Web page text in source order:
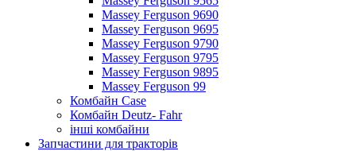
Massey Ferguson 9690
Massey Ferguson 9695
Massey Ferguson 9790
Massey Ferguson 9795
Massey Ferguson 9895
Massey Ferguson 99
Комбайн Case
Комбайн Deutz- Fahr
інші комбайни
Запчастини для тракторів